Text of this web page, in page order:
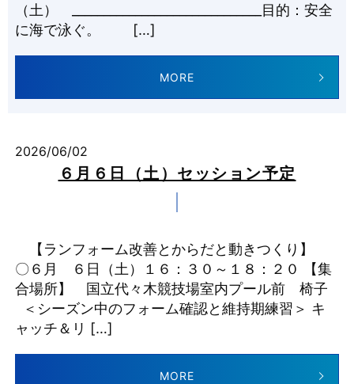
（土） ______________________________目的：安全
に海で泳ぐ。 […]
MORE
2026/06/02
６月６日（土）セッション予定
【ランフォーム改善とからだと動きつくり】
〇６月 ６日（土）１６：３０～１８：２０ 【集
合場所】 国立代々木競技場室内プール前 椅子
＜シーズン中のフォーム確認と維持期練習＞ キ
ャッチ＆リ […]
MORE